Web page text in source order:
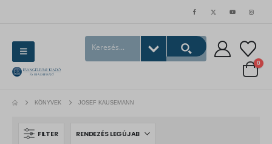
0
KÖNYVEK JOSEF KAUSEMANN
FILTER